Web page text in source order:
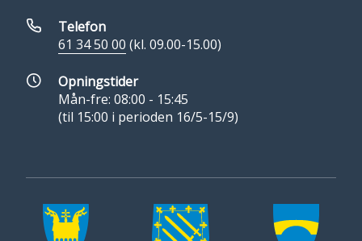
Telefon
61 34 50 00 (kl. 09.00-15.00)
Opningstider
Mån-fre: 08:00 - 15:45
(til 15:00 i perioden 16/5-15/9)